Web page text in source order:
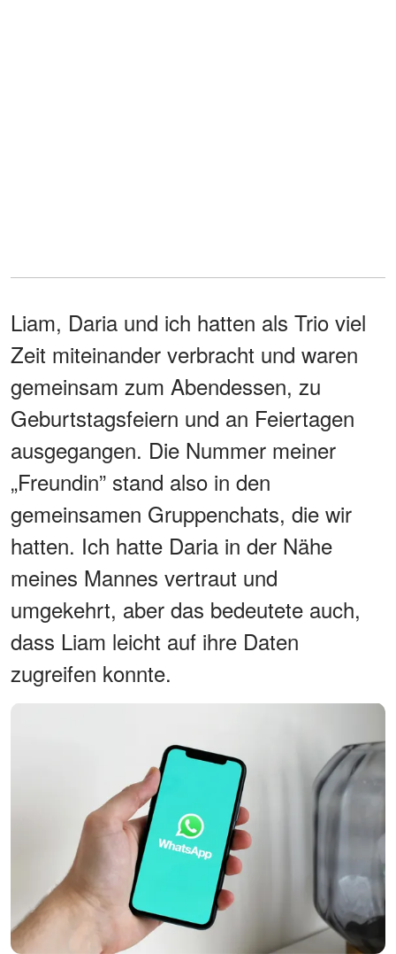
Liam, Daria und ich hatten als Trio viel
Zeit miteinander verbracht und waren
gemeinsam zum Abendessen, zu
Geburtstagsfeiern und an Feiertagen
ausgegangen. Die Nummer meiner
„Freundin” stand also in den
gemeinsamen Gruppenchats, die wir
hatten. Ich hatte Daria in der Nähe
meines Mannes vertraut und
umgekehrt, aber das bedeutete auch,
dass Liam leicht auf ihre Daten
zugreifen konnte.